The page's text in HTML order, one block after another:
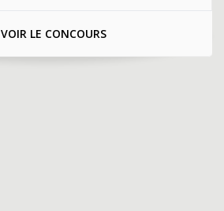
VOIR LE CONCOURS